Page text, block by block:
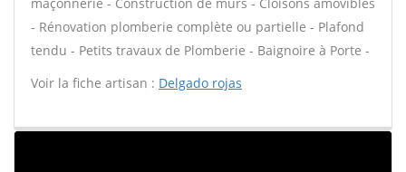
- Rénovation plomberie complète ou partielle - Plafond
tendu - Petits travaux de Plomberie - Baignoire à Porte -
Voir la fiche artisan : Delgado rojas